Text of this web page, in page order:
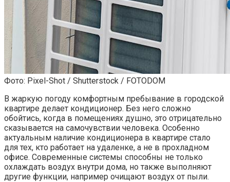
Фото: Pixel-Shot / Shutterstock / FOTODOM
В жаркую погоду комфортным пребывание в городской
квартире делает кондиционер. Без него сложно
обойтись, когда в помещениях душно, это отрицательно
сказывается на самочувствии человека. Особенно
актуальным наличие кондиционера в квартире стало
для тех, кто работает на удаленке, а не в прохладном
офисе. Современные системы способны не только
охлаждать воздух внутри дома, но также выполняют
другие функции, например очищают воздух от пыли.